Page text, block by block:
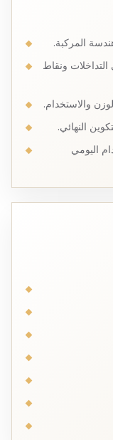
المركبة.
التداخلات ونقاط
والاستخدام.
النهائي.
اليومي